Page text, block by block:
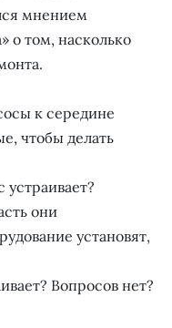
мнением
о том, насколько
к середине
чтобы делать
устраивает?
они
установят,
Вопросов нет?